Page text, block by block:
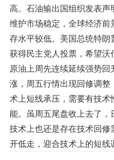
高。石油输出国组织发表声
维护市场稳定，全球经济
存水平较低。美国总统特
获得民主党人投票，希望沃
原油上周先连续延续强势
涨，周五行情出现回修调
术上短线承压，需要有技
能。虽周五尾盘收上去了
技术上也还是存在技术回
开低走，迎合技术上的短线